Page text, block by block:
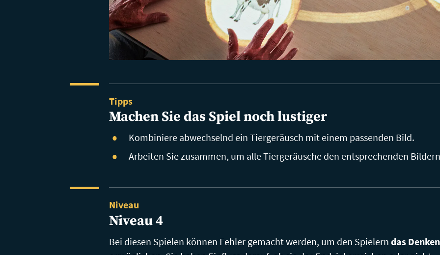
Tipps
Machen Sie das Spiel noch lustiger
Kombiniere abwechselnd ein Tiergeräusch mit einem passenden Bild.
Arbeiten Sie zusammen, um alle Tiergeräusche den entsprechenden
Niveau
Niveau 4
Bei diesen Spielen können Fehler gemacht werden, um den Spielern das Denken